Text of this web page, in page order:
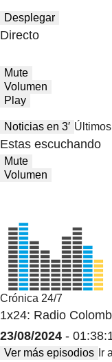
Desplegar
Directo
Mute
Volumen
Play
Noticias en 3′
Estas escuchando
Mute
Volumen
Crónica 24/7
1x24: Radio
23/08/2024 -
Ver más episodios Ir